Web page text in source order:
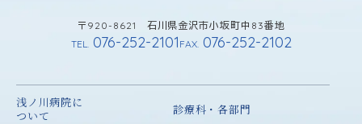
〒920-8621 石川県金沢市小坂町中83番地
TEL.076-252-2101 FAX.076-252-2102
浅ノ川病院に
ついて
診療科・各部門